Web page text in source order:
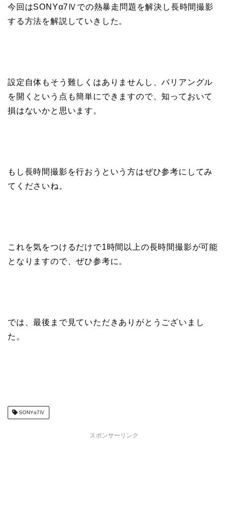
今回はSONYα7Ⅳでの熱暴走問題を解決し長時間撮影
する方法を解説していきした。
設定自体もそう難しくはありませんし、バリアングル
を開くという点も簡単にできますので、知っておいて
損はないかと思います。
もし長時間撮影を行おうという方はぜひ参考にしてみ
てくださいね。
これを気をつけるだけで1時間以上の長時間撮影が可能
となりますので、ぜひ参考に。
では、最後まで見ていただきありがとうございまし
た。
SONYα7Ⅳ
スポンサーリンク